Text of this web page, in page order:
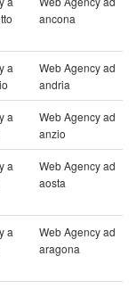
ancona
a
Web Agency ad
andria
a
Web Agency ad
anzio
a
Web Agency ad
aosta
a
Web Agency ad
aragona